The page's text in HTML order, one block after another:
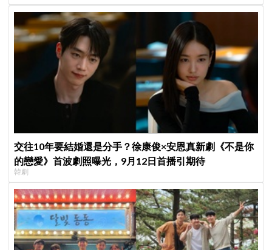
交往10年要結婚還是分手？徐康俊×安恩真新劇《不是你
的戀愛》首波劇照曝光，9月12日首播引期待
韓劇